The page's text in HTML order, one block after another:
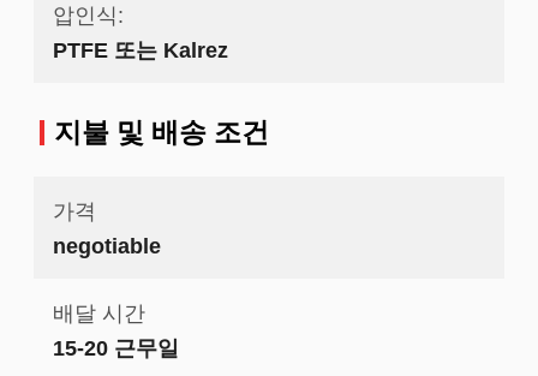
압인식:
PTFE 또는 Kalrez
지불 및 배송 조건
가격
negotiable
배달 시간
15-20 근무일